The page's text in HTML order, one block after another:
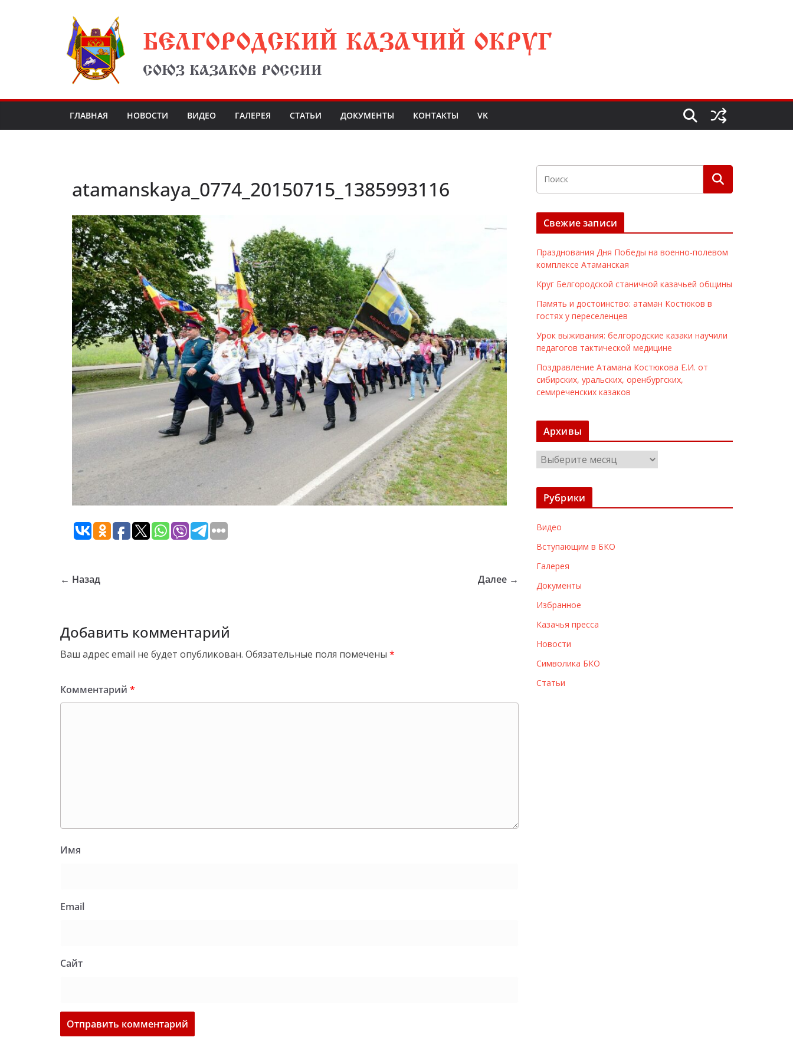
БЕЛГОРОДСКИЙ КАЗАЧИЙ ОКРУГ
СОЮЗ КАЗАКОВ РОССИИ
ГЛАВНАЯ НОВОСТИ ВИДЕО ГАЛЕРЕЯ СТАТЬИ ДОКУМЕНТЫ КОНТАКТЫ VK
atamanskaya_0774_20150715_1385993116
← Назад Далее →
Добавить комментарий
Ваш адрес email не будет опубликован. Обязательные поля помечены *
Комментарий *
Имя
Email
Сайт
Свежие записи
Празднования Дня Победы на военно-полевом
комплексе Атаманская
Круг Белгородской станичной казачьей общины
Память и достоинство: атаман Костюков в
гостях у переселенцев
Урок выживания: белгородские казаки научили
педагогов тактической медицине
Поздравление Атамана Костюкова Е.И. от
сибирских, уральских, оренбургских,
семиреченских казаков
Архивы
р
х
ы
Рубрики
Видео
Вступающим в БКО
Галерея
Документы
Избранное
Казачья пресса
Новости
Символика БКО
Статьи